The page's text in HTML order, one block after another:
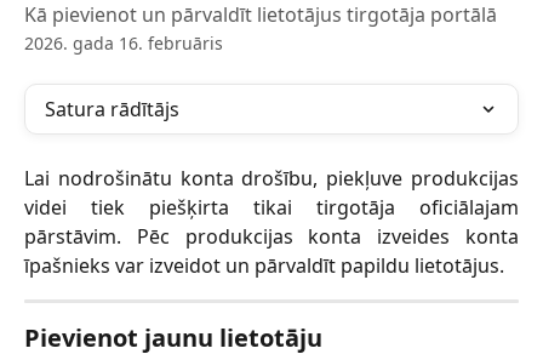
Kā pievienot un pārvaldīt lietotājus tirgotāja portālā
2026. gada 16. februāris
Satura rādītājs
Lai nodrošinātu konta drošību, piekļuve produkcijas
videi tiek piešķirta tikai tirgotāja oficiālajam
pārstāvim. Pēc produkcijas konta izveides konta
īpašnieks var izveidot un pārvaldīt papildu lietotājus.
Pievienot jaunu lietotāju